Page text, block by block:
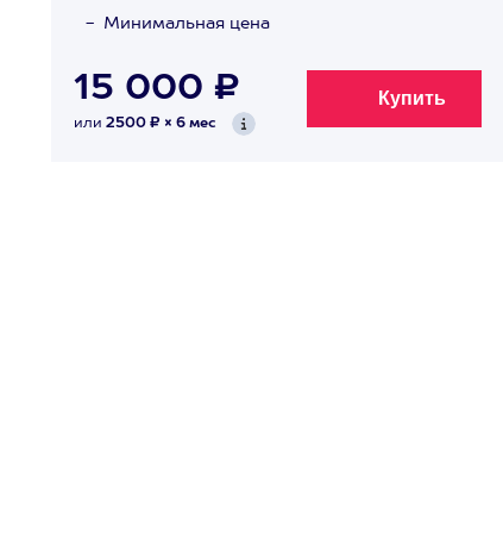
Минимальная цена
15 000 ₽
или 2500 ₽ × 6 мес